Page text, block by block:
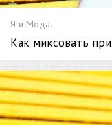
Я и Мода.
Как миксовать